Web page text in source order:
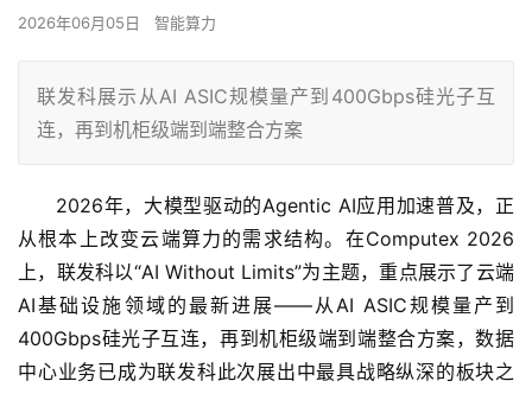
2026年06月05日 智能算力
联发科展示从AI ASIC规模量产到400Gbps硅光子互
连，再到机柜级端到端整合方案
2026年，大模型驱动的Agentic AI应用加速普及，正
从根本上改变云端算力的需求结构。在Computex 2026
上，联发科以“AI Without Limits”为主题，重点展示了云端
AI基础设施领域的最新进展——从AI ASIC规模量产到
400Gbps硅光子互连，再到机柜级端到端整合方案，数据
中心业务已成为联发科此次展出中最具战略纵深的板块之